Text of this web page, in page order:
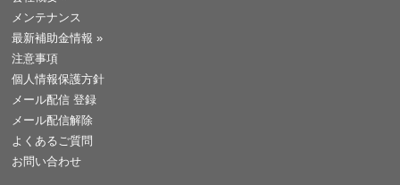
メンテナンス
最新補助金情報 »
注意事項
個人情報保護方針
メール配信 登録
メール配信解除
よくあるご質問
お問い合わせ